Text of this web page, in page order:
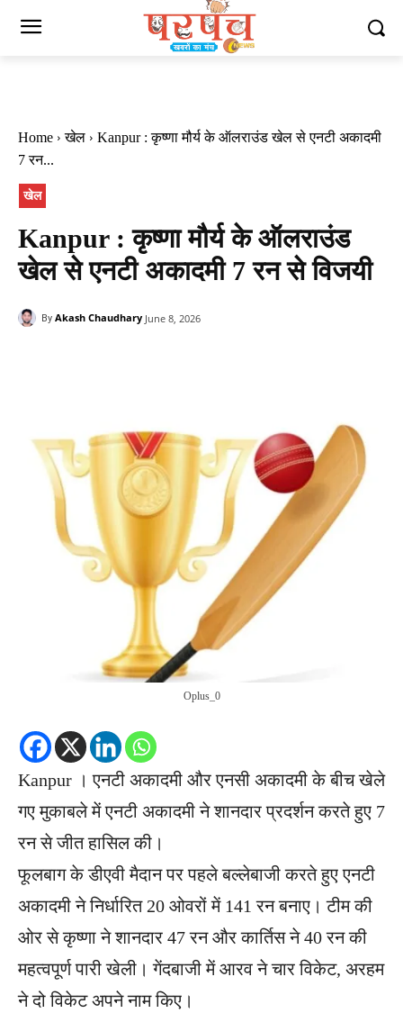
Home खेल
Kanpur : कृष्णा मौर्य के ऑलराउंड खेल से एनटी अकादमी
7 रन...
खेल
Kanpur : कृष्णा मौर्य के ऑलराउंड
खेल से एनटी अकादमी 7 रन से विजयी
By Akash Chaudhary June 8, 2026
Oplus_0
Kanpur । एनटी अकादमी और एनसी अकादमी के बीच खेले
गए मुकाबले में एनटी अकादमी ने शानदार प्रदर्शन करते हुए 7
रन से जीत हासिल की।
फूलबाग के डीएवी मैदान पर पहले बल्लेबाजी करते हुए एनटी
अकादमी ने निर्धारित 20 ओवरों में 141 रन बनाए। टीम की
ओर से कृष्णा ने शानदार 47 रन और कार्तिस ने 40 रन की
महत्वपूर्ण पारी खेली। गेंदबाजी में आरव ने चार विकेट, अरहम
ने दो विकेट अपने नाम किए।